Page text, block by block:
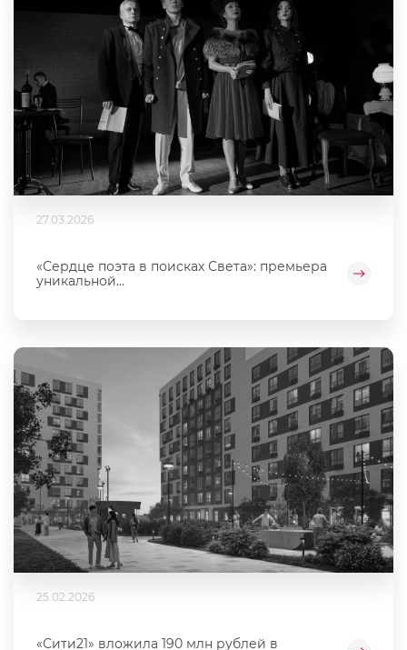
27.03.2026
«Сердце поэта в поисках Света»: премьера
уникальной...
25.02.2026
«Сити21» вложила 190 млн рублей в